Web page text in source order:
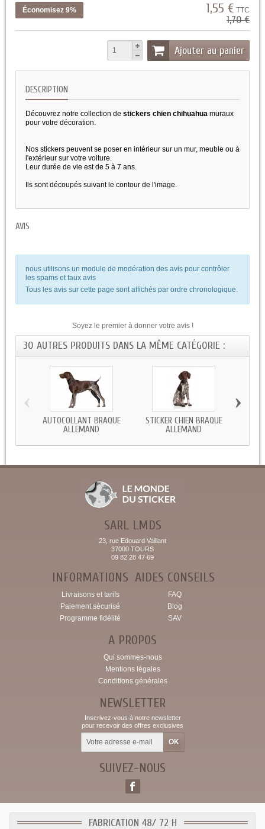
Économisez 9% 1,55 € TTC
1,70 €
Ajouter au panier
DESCRIPTION
Découvrez notre collection de stickers chien chihuahua muraux
pour votre décoration.
Nos stickers peuvent se poser en intérieur sur un mur, meuble ou à
l'extérieur sur votre voiture.
Leur durée de vie est de 5 à 7 ans.
Ils sont découpés suivant le contour de l'image.
AVIS
nous utilisons un module de modération des avis pour contrôler
les spams et faux avis
Tous les avis sur cette page sont affichés par ordre chronologique.
Soyez le premier à donner votre avis !
30 AUTRES PRODUITS DANS LA MÊME CATÉGORIE :
AUTOCOLLANT BRAQUE
ALLEMAND
STICKER CHIEN BRAQUE
ALLEMAND
‹ ›
SARL LMDS
23, rue Edouard Vaillant
37000 TOURS
09 82 28 47 69
INFORMATIONS
Livraisons et tarifs
Paiement sécurisé
Programme fidélité
AIDES CONSEILS
FAQ
Blog
SAV
A PROPOS
Qui sommes-nous
Mentions légales
Conditions générales
NEWSLETTER
Inscrivez-vous à notre newsletter
pour recevoir des offres exclusives
SUIVEZ-NOUS
FABRICATION 48/ 72 H